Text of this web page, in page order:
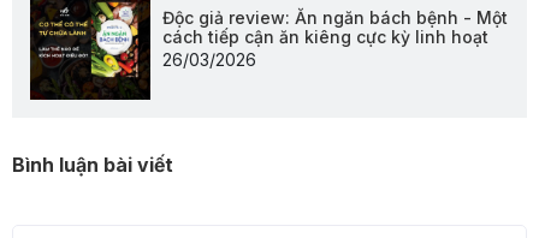
Độc giả review: Ăn ngăn bách bệnh - Một
cách tiếp cận ăn kiêng cực kỳ linh hoạt
26/03/2026
Bình luận bài viết